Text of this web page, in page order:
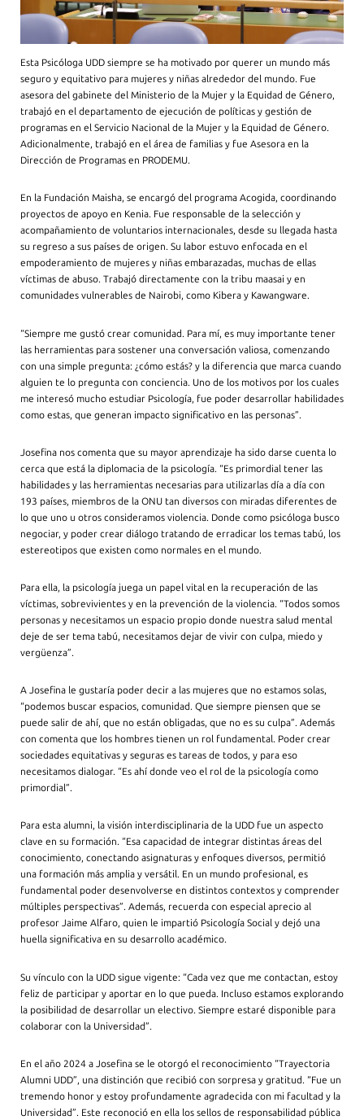
Esta Psicóloga UDD siempre se ha motivado por querer un mundo más
seguro y equitativo para mujeres y niñas alrededor del mundo. Fue
asesora del gabinete del Ministerio de la Mujer y la Equidad de Género,
trabajó en el departamento de ejecución de políticas y gestión de
programas en el Servicio Nacional de la Mujer y la Equidad de Género.
Adicionalmente, trabajó en el área de familias y fue Asesora en la
Dirección de Programas en PRODEMU.
En la Fundación Maisha, se encargó del programa Acogida, coordinando
proyectos de apoyo en Kenia. Fue responsable de la selección y
acompañamiento de voluntarios internacionales, desde su llegada hasta
su regreso a sus países de origen. Su labor estuvo enfocada en el
empoderamiento de mujeres y niñas embarazadas, muchas de ellas
víctimas de abuso. Trabajó directamente con la tribu maasai y en
comunidades vulnerables de Nairobi, como Kibera y Kawangware.
“Siempre me gustó crear comunidad. Para mí, es muy importante tener
las herramientas para sostener una conversación valiosa, comenzando
con una simple pregunta: ¿cómo estás? y la diferencia que marca cuando
alguien te lo pregunta con conciencia. Uno de los motivos por los cuales
me interesó mucho estudiar Psicología, fue poder desarrollar habilidades
como estas, que generan impacto significativo en las personas”.
Josefina nos comenta que su mayor aprendizaje ha sido darse cuenta lo
cerca que está la diplomacia de la psicología. “Es primordial tener las
habilidades y las herramientas necesarias para utilizarlas día a día con
193 países, miembros de la ONU tan diversos con miradas diferentes de
lo que uno u otros consideramos violencia. Donde como psicóloga busco
negociar, y poder crear diálogo tratando de erradicar los temas tabú, los
estereotipos que existen como normales en el mundo.
Para ella, la psicología juega un papel vital en la recuperación de las
víctimas, sobrevivientes y en la prevención de la violencia. “Todos somos
personas y necesitamos un espacio propio donde nuestra salud mental
deje de ser tema tabú, necesitamos dejar de vivir con culpa, miedo y
vergüenza”.
A Josefina le gustaría poder decir a las mujeres que no estamos solas,
“podemos buscar espacios, comunidad. Que siempre piensen que se
puede salir de ahí, que no están obligadas, que no es su culpa”. Además
con comenta que los hombres tienen un rol fundamental. Poder crear
sociedades equitativas y seguras es tareas de todos, y para eso
necesitamos dialogar. “Es ahí donde veo el rol de la psicología como
primordial”.
Para esta alumni, la visión interdisciplinaria de la UDD fue un aspecto
clave en su formación. “Esa capacidad de integrar distintas áreas del
conocimiento, conectando asignaturas y enfoques diversos, permitió
una formación más amplia y versátil. En un mundo profesional, es
fundamental poder desenvolverse en distintos contextos y comprender
múltiples perspectivas”. Además, recuerda con especial aprecio al
profesor Jaime Alfaro, quien le impartió Psicología Social y dejó una
huella significativa en su desarrollo académico.
Su vínculo con la UDD sigue vigente: “Cada vez que me contactan, estoy
feliz de participar y aportar en lo que pueda. Incluso estamos explorando
la posibilidad de desarrollar un electivo. Siempre estaré disponible para
colaborar con la Universidad”.
En el año 2024 a Josefina se le otorgó el reconocimiento “Trayectoria
Alumni UDD”, una distinción que recibió con sorpresa y gratitud. “Fue un
tremendo honor y estoy profundamente agradecida con mi facultad y la
Universidad”. Este reconoció en ella los sellos de responsabilidad pública